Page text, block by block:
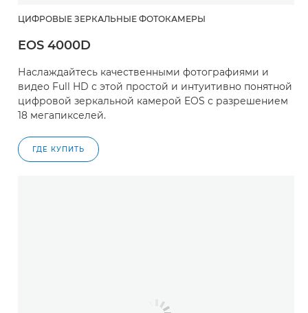
ЦИФРОВЫЕ ЗЕРКАЛЬНЫЕ ФОТОКАМЕРЫ
EOS 4000D
Наслаждайтесь качественными фотографиями и
видео Full HD с этой простой и интуитивно понятной
цифровой зеркальной камерой EOS с разрешением
18 мегапикселей.
ГДЕ КУПИТЬ